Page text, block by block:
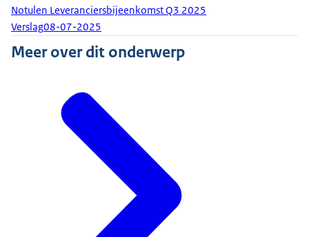
Notulen Leveranciersbijeenkomst Q3 2025
Verslag08-07-2025
Meer over dit onderwerp